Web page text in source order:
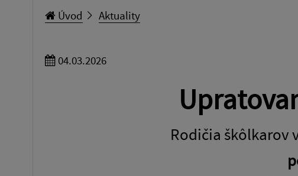
Úvod Aktuality
04.03.2026
Rodičia škôlkarov